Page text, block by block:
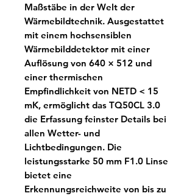
Maßstäbe in der Welt der
Wärmebildtechnik. Ausgestattet
mit einem hochsensiblen
Wärmebilddetektor mit einer
Auflösung von 640 × 512 und
einer thermischen
Empfindlichkeit von NETD < 15
mK, ermöglicht das TQ50CL 3.0
die Erfassung feinster Details bei
allen Wetter- und
Lichtbedingungen. Die
leistungsstarke 50 mm F1.0 Linse
bietet eine
Erkennungsreichweite von bis zu